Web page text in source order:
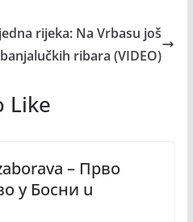
rijeka: Na Vrbasu još
ribara (VIDEO)
Like
– Прво
у Босни u